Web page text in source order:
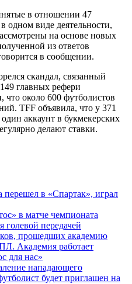
в отношении 47
одном виде деятельности,
на основе новых
из ответов
в сообщении.
скандал, связанный
главных рефери
около 600 футболистов
TFF объявила, что у 371
аккаунт в букмекерских
делают ставки.
в «Спартак», играл
в матче чемпионата
голевой передачей
прошедших академию
Академия работает
для нас»
нападающего
будет приглашен на